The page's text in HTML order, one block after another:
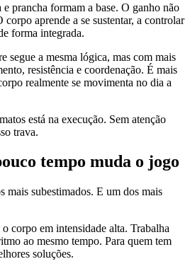
prancha formam a base. O ganho não
aprende a se sustentar, a controlar
forma integrada.
segue a mesma lógica, mas com mais
resistência e coordenação. É mais
realmente se movimenta no dia a
está na execução. Sem atenção
trava.
tempo muda o jogo
mais subestimados. E um dos mais
corpo em intensidade alta. Trabalha
ao mesmo tempo. Para quem tem
soluções.